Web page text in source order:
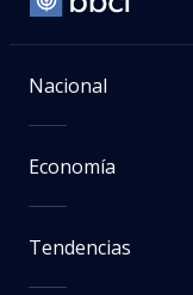
Nacional
Economía
Tendencias